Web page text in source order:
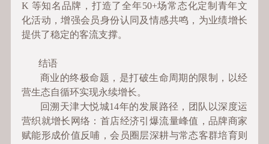
K 等知名品牌，打造了全年50+场常态化定制青年文
化活动，增强会员身份认同及情感共鸣，为业绩增长
提供了稳定的客流支撑。
结语
商业的终极命题，是打破生命周期的限制，以经
营生态自循环实现永续增长。
回溯天津大悦城14年的发展路径，团队以深度运
营织就增长网络：首店经济引爆流量峰值，品牌商家
赋能形成价值反哺，会员圈层深耕与常态客群培育则